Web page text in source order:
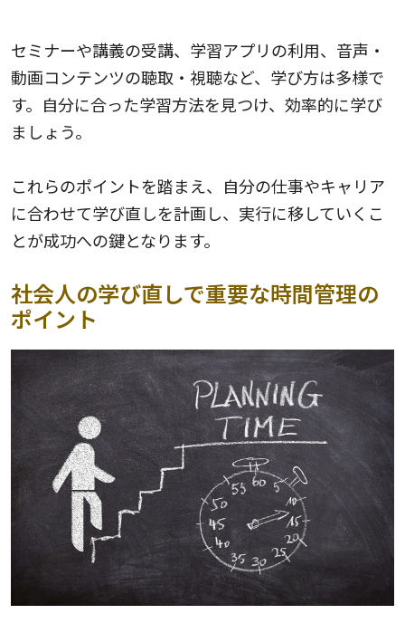
セミナーや講義の受講、学習アプリの利用、音声・
動画コンテンツの聴取・視聴など、学び方は多様で
す。自分に合った学習方法を見つけ、効率的に学び
ましょう。
これらのポイントを踏まえ、自分の仕事やキャリア
に合わせて学び直しを計画し、実行に移していくこ
とが成功への鍵となります。
社会人の学び直しで重要な時間管理の
ポイント